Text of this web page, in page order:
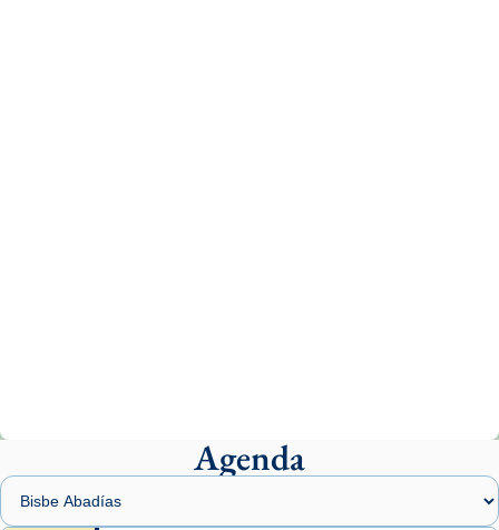
presidit aquest 27 de juliol la missa de Les
Santes de Mataró.
🔗
Agenda